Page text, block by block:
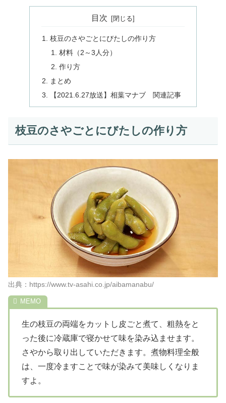
目次
枝豆のさやごとにびたしの作り方
材料（2～3人分）
作り方
まとめ
【2021.6.27放送】相葉マナブ 関連記事
枝豆のさやごとにびたしの作り方
出典：https://www.tv-asahi.co.jp/aibamanabu/
生の枝豆の両端をカットし皮ごと煮て、粗熱をと
った後に冷蔵庫で寝かせて味を染み込ませます。
さやから取り出していただきます。煮物料理全般
は、一度冷ますことで味が染みて美味しくなりま
すよ。